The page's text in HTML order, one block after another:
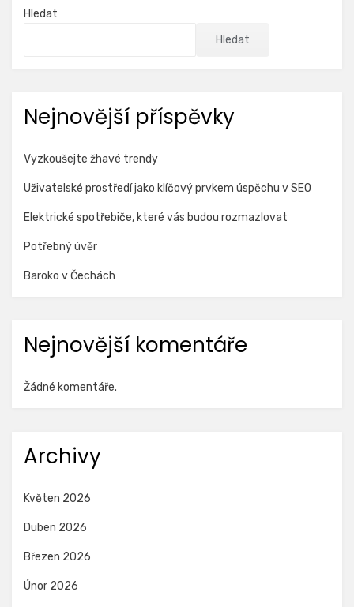
Hledat
Hledat
Nejnovější příspěvky
Vyzkoušejte žhavé trendy
Uživatelské prostředí jako klíčový prvkem úspěchu v SEO
Elektrické spotřebiče, které vás budou rozmazlovat
Potřebný úvěr
Baroko v Čechách
Nejnovější komentáře
Žádné komentáře.
Archivy
Květen 2026
Duben 2026
Březen 2026
Únor 2026